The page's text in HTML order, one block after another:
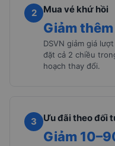
2 Mua vé khứ hồi
Giảm thêm
DSVN giảm giá
đặt cả 2 chiều
hoạch thay đổi.
3 Ưu đãi theo đối
Giảm